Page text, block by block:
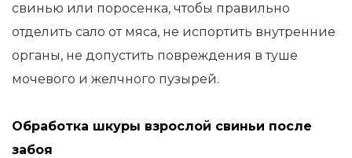
свинью или поросенка, чтобы правильно
отделить сало от мяса, не испортить внутренние
органы, не допустить повреждения в туше
мочевого и желчного пузырей.
Обработка шкуры взрослой свиньи после
забоя